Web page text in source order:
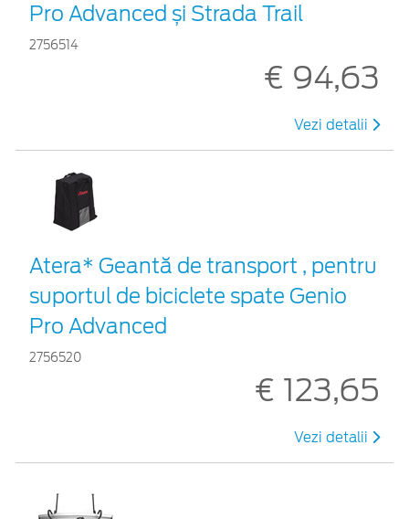
Pro Advanced și Strada Trail
2756514
€ 94,63
Vezi detalii
Atera* Geantă de transport , pentru
suportul de biciclete spate Genio
Pro Advanced
2756520
€ 123,65
Vezi detalii